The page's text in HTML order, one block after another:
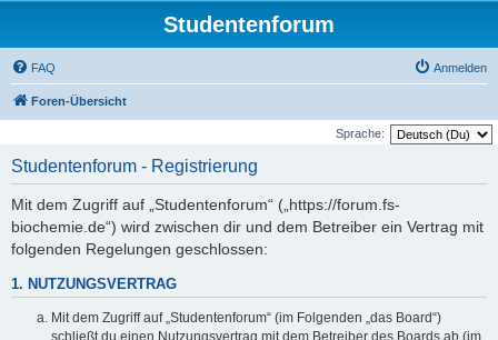
Studentenforum
FAQ Anmelden
Foren-Übersicht
Sprache:
Studentenforum - Registrierung
Mit dem Zugriff auf „Studentenforum“ („https://forum.fs-
biochemie.de“) wird zwischen dir und dem Betreiber ein Vertrag mit
folgenden Regelungen geschlossen:
1. NUTZUNGSVERTRAG
Mit dem Zugriff auf „Studentenforum“ (im Folgenden „das Board“)
schließt du einen Nutzungsvertrag mit dem Betreiber des Boards ab (im